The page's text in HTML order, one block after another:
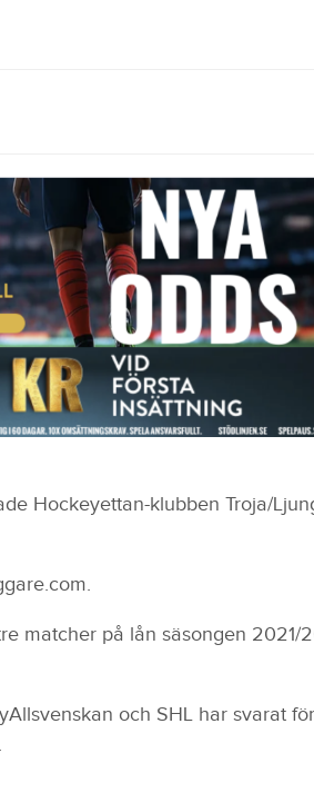
Hockeyettan-klubben Troja/
matcher på lån säsongen 2021/
och SHL har svarat